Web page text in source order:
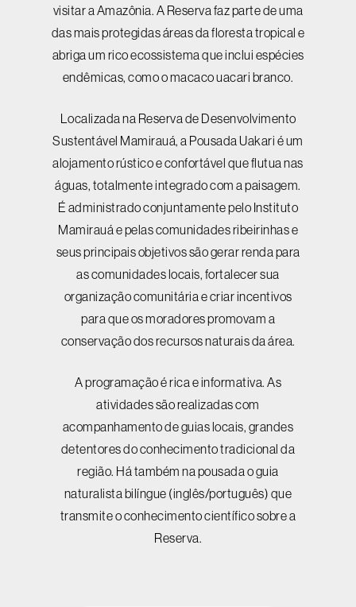
visitar a Amazônia. A Reserva faz parte de uma
das mais protegidas áreas da floresta tropical e
abriga um rico ecossistema que inclui espécies
endêmicas, como o macaco uacari branco.
Localizada na Reserva de Desenvolvimento
Sustentável Mamirauá, a Pousada Uakari é um
alojamento rústico e confortável que flutua nas
águas, totalmente integrado com a paisagem.
É administrado conjuntamente pelo Instituto
Mamirauá e pelas comunidades ribeirinhas e
seus principais objetivos são gerar renda para
as comunidades locais, fortalecer sua
organização comunitária e criar incentivos
para que os moradores promovam a
conservação dos recursos naturais da área.
A programação é rica e informativa. As
atividades são realizadas com
acompanhamento de guias locais, grandes
detentores do conhecimento tradicional da
região. Há também na pousada o guia
naturalista bilíngue (inglês/português) que
transmite o conhecimento científico sobre a
Reserva.